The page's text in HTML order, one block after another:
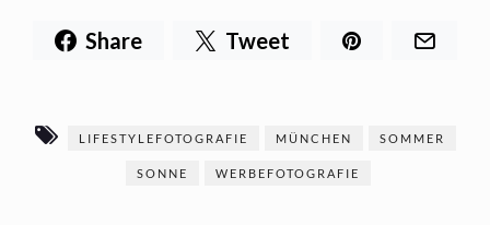
Share Tweet
LIFESTYLEFOTOGRAFIE MÜNCHEN SOMMER
SONNE WERBEFOTOGRAFIE